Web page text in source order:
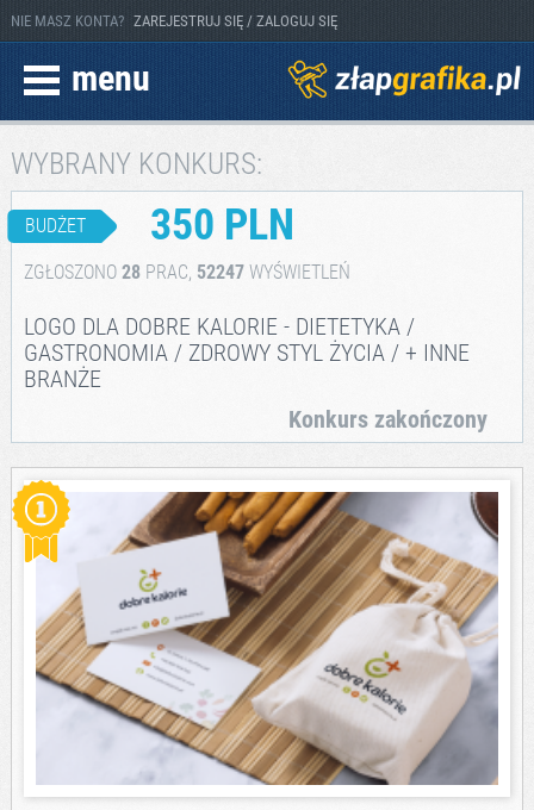
NIE MASZ KONTA? ZAREJESTRUJ SIĘ / ZALOGUJ SIĘ
menu
WYBRANY KONKURS:
BUDŻET 350 PLN
ZGŁOSZONO 28PRAC, 52247WYŚWIETLEŃ
LOGO DLA DOBRE KALORIE - DIETETYKA /
GASTRONOMIA / ZDROWY STYL ŻYCIA / + INNE
BRANŻE
Konkurs zakończony